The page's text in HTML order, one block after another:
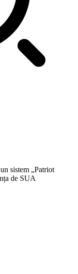
sistem „Patriot
de SUA